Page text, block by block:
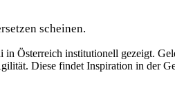
scheinen.
Österreich institutionell gezeigt.
Diese findet Inspiration in der